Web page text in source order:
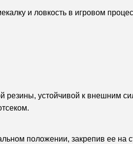
и ловкость в игровом
резины, устойчивой к внешним
положении, закрепив ее